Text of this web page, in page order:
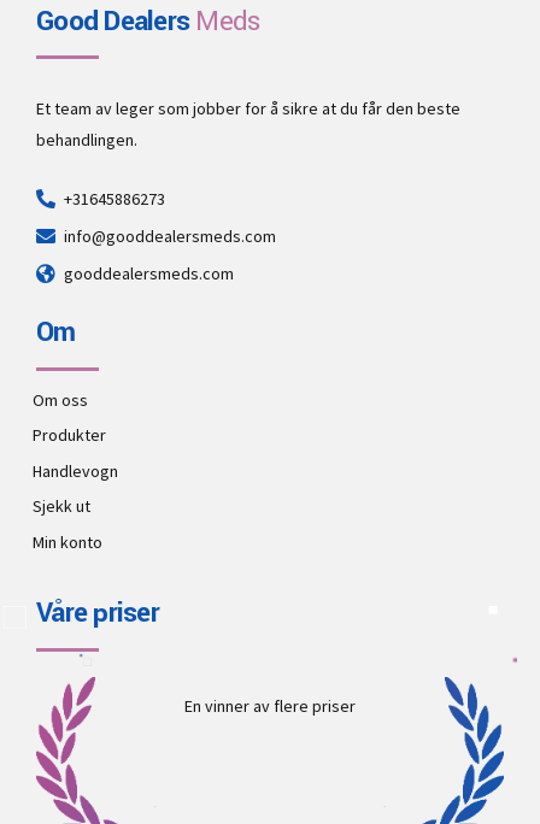
Good DealersMeds
Et team av leger som jobber for å sikre at du får den beste
behandlingen.
+31645886273
info@gooddealersmeds.com
gooddealersmeds.com
Om
Om oss
Produkter
Handlevogn
Sjekk ut
Min konto
Våre priser
En vinner av flere priser